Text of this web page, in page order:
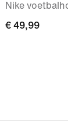
Nike
€ 49,99
€ 49,99